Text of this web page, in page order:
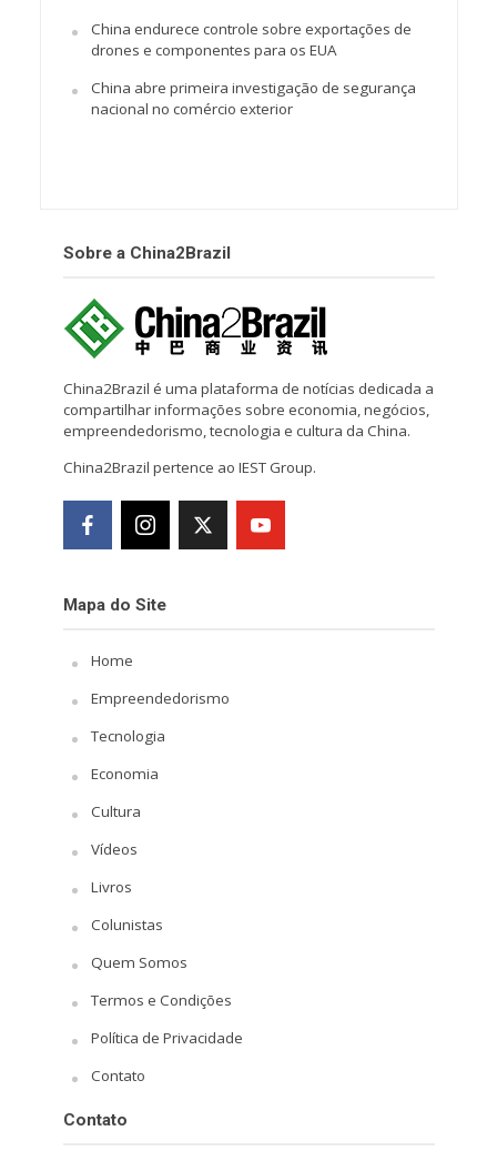
China endurece controle sobre exportações de
drones e componentes para os EUA
China abre primeira investigação de segurança
nacional no comércio exterior
Sobre a China2Brazil
China2Brazil é uma plataforma de notícias dedicada a
compartilhar informações sobre economia, negócios,
empreendedorismo, tecnologia e cultura da China.
China2Brazil pertence ao IEST Group.
Mapa do Site
Home
Empreendedorismo
Tecnologia
Economia
Cultura
Vídeos
Livros
Colunistas
Quem Somos
Termos e Condições
Política de Privacidade
Contato
Contato